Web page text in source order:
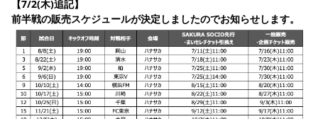
アカデミー ハナサカプレーヤー
特定興行入場券
譲渡サービス リセールサービス
観戦ガイド
初めて観戦ガイド キッズ向けサービス グルメ マッチデープログラム
観戦マナー&ルール ビジターサポーター観戦ガイド 公式アプリ
スタジアム
セレッソ大阪について
クラブ紹介 沿革 シーズン記録 求人情報
サポートする
パートナー企業募集中 セレッソ大阪VISAカード サポートスタッフ
セレッソアイデアちょうだいな 応援商店街
Lise（ライセンスビジネス）
ファンクラブ
ファンクラブ
SAKURA SOCIO SAKURA POINT Program
招待券引換方法
まいセレチケット 会員規定 婚姻届・出生届・命名書
ニュース
ニュース
レディース
【7/2(木)追記】
前半戦の販売スケジュールが決定しましたのでお知らせします。